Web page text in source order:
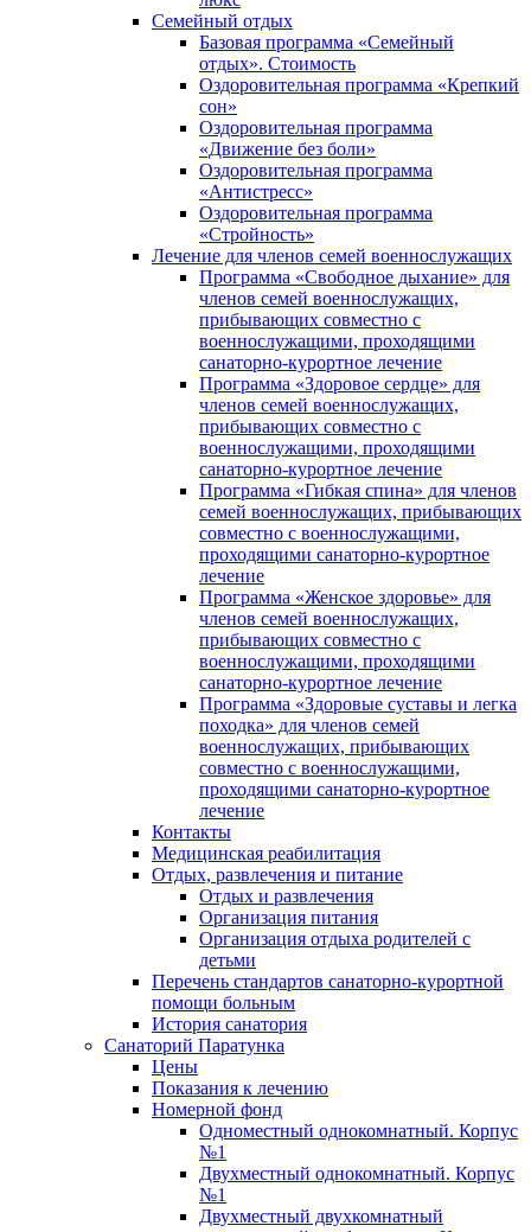
Семейный отдых
Базовая программа «Семейный
отдых». Стоимость
Оздоровительная программа «Крепкий
сон»
Оздоровительная программа
«Движение без боли»
Оздоровительная программа
«Антистресс»
Оздоровительная программа
«Стройность»
Лечение для членов семей военнослужащих
Программа «Свободное дыхание» для
членов семей военнослужащих,
прибывающих совместно с
военнослужащими, проходящими
санаторно-курортное лечение
Программа «Здоровое сердце» для
членов семей военнослужащих,
прибывающих совместно с
военнослужащими, проходящими
санаторно-курортное лечение
Программа «Гибкая спина» для членов
семей военнослужащих, прибывающих
совместно с военнослужащими,
проходящими санаторно-курортное
лечение
Программа «Женское здоровье» для
членов семей военнослужащих,
прибывающих совместно с
военнослужащими, проходящими
санаторно-курортное лечение
Программа «Здоровые суставы и легка
походка» для членов семей
военнослужащих, прибывающих
совместно с военнослужащими,
проходящими санаторно-курортное
лечение
Контакты
Медицинская реабилитация
Отдых, развлечения и питание
Отдых и развлечения
Организация питания
Организация отдыха родителей с
детьми
Перечень стандартов санаторно-курортной
помощи больным
История санатория
Санаторий Паратунка
Цены
Показания к лечению
Номерной фонд
Одноместный однокомнатный. Корпус
№1
Двухместный однокомнатный. Корпус
№1
Двухместный двухкомнатный